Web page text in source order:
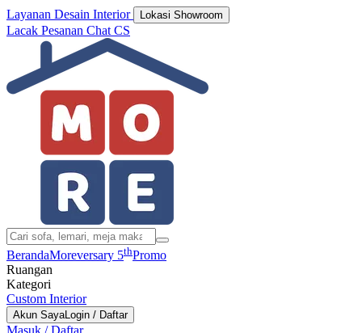
Layanan Desain Interior Lokasi Showroom
Lacak Pesanan Chat CS
BerandaMoreversary 5thPromo
Ruangan
Kategori
Custom Interior
Akun SayaLogin / Daftar